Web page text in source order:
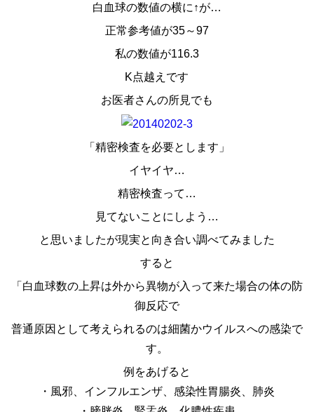
白血球の数値の横に↑が…
正常参考値が35～97
私の数値が116.3
K点越えです
お医者さんの所見でも
「精密検査を必要とします」
イヤイヤ…
精密検査って…
見てないことにしよう…
と思いましたが現実と向き合い調べてみました
すると
「白血球数の上昇は外から異物が入って来た場合の体の防
御反応で
普通原因として考えられるのは細菌かウイルスへの感染で
す。
例をあげると
・風邪、インフルエンザ、感染性胃腸炎、肺炎